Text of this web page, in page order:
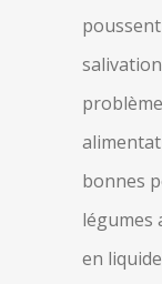
bonnes
légumes
en